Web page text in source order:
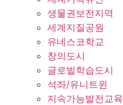
생물권보전지역
세계지질공원
유네스코학교
창의도시
글로벌학습도시
석좌/유니트윈
지속가능발전교육